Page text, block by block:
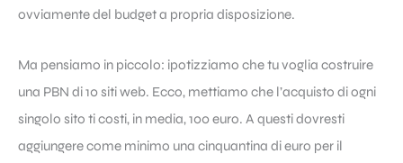
ovviamente del budget a propria disposizione.
Ma pensiamo in piccolo: ipotizziamo che tu voglia costruire
una PBN di 10 siti web. Ecco, mettiamo che l’acquisto di ogni
singolo sito ti costi, in media, 100 euro. A questi dovresti
aggiungere come minimo una cinquantina di euro per il